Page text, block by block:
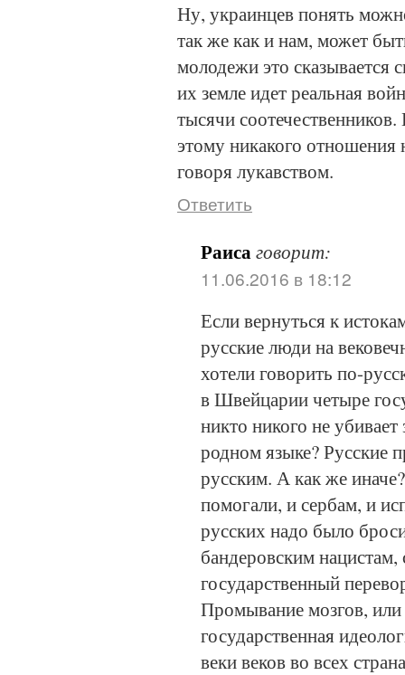
Ну, украинцев понять
так же как и нам, может
молодежи это сказывается
их земле идет реальная
тысячи
этому никакого
говоря лукавством.
Ответить
Раисаговорит:
11.06.2016 в 18:12
Если вернуться к
русские люди на
хотели говорить по-
в Швейцарии четыре
никто никого не
родном языке? Русские
русским. А как же
помогали, и сербам, и
русских надо было
бандеровским
государственный
Промывание мозгов, или
государственная
веки веков во всех